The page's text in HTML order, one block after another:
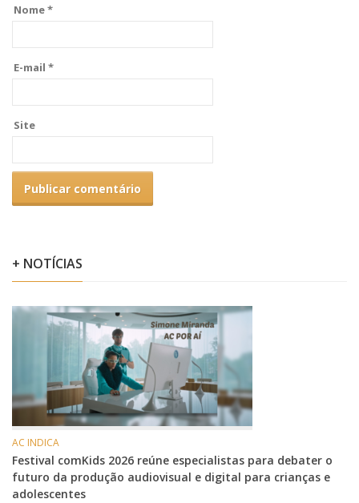
Nome*
E-mail *
Site
+ NOTÍCIAS
AC INDICA
Festival comKids 2026 reúne especialistas para debater o
futuro da produção audiovisual e digital para crianças e
adolescentes